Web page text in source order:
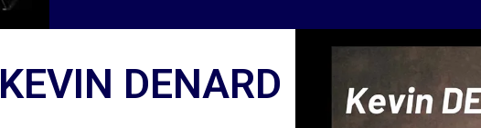
KEVIN DENARD